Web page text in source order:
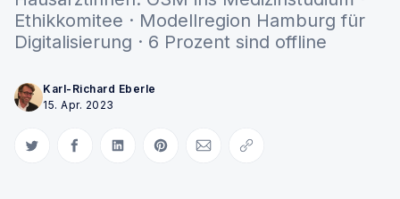
Ethikkomitee · Modellregion Hamburg für
Digitalisierung · 6 Prozent sind offline
Karl-Richard Eberle
15. Apr. 2023
Auf Twitter teilen
Auf Facebook teilen
Auf LinkedIn teilen
Auf Pinterest teilen
Per E-Mail teilen
Link kopieren